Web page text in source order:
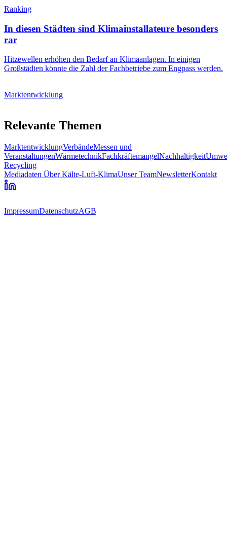
Ranking
In diesen Städten sind Klimainstallateure besonders
rar
Hitzewellen erhöhen den Bedarf an Klimaanlagen. In einigen
Großstädten könnte die Zahl der Fachbetriebe zum Engpass werden.
Marktentwicklung
Relevante Themen
MarktentwicklungVerbändeMessen und
VeranstaltungenWärmetechnikFachkräftemangelNachhaltigkeit
Recycling
Mediadaten Über Kälte-Luft-KlimaUnser TeamNewsletterKontakt
ImpressumDatenschutzAGB